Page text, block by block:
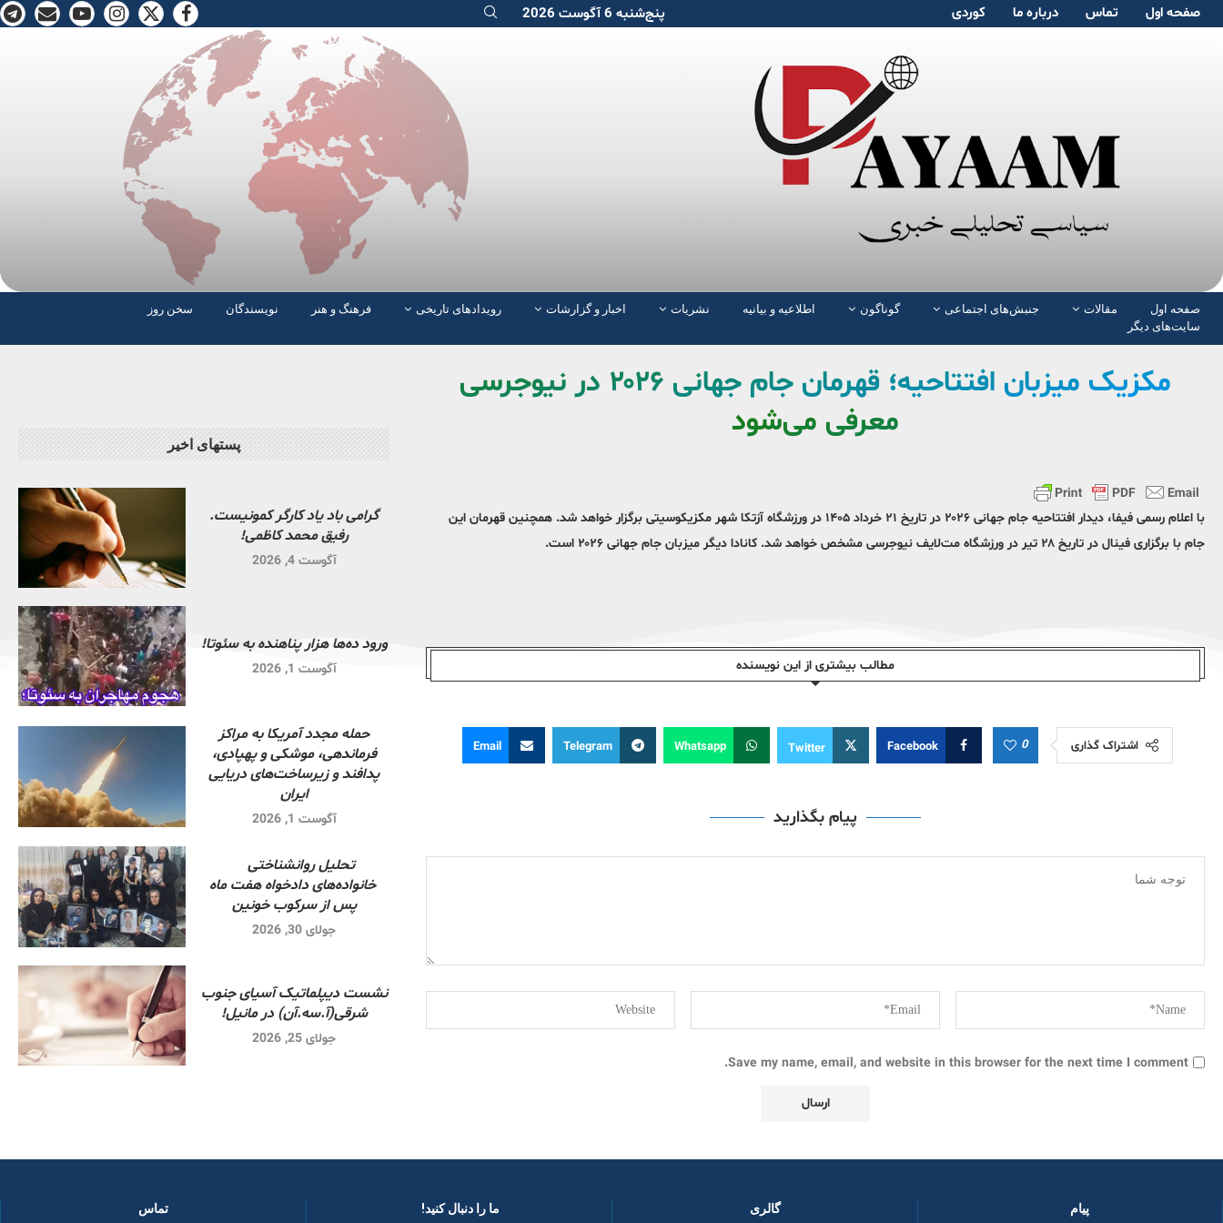
صفحە اول تماس دربارە ما کوردی پنج‌شنبه 6 آگوست 2026
صفحە اول مقالات جنبش‌های اجتماعی گوناگون اطلاعیه و بیانیه نشریات اخبار و گزارشات رویدادهای تاریخی فرهنگ و هنر نویسندگان
سخن روز
سایت‌های دیگر
مکزیک میزبان افتتاحیه؛ قهرمان جام جهانی ۲۰۲۶ در نیوجرسی
معرفی می‌شود
با اعلام رسمی فیفا، دیدار افتتاحیه جام جهانی ۲۰۲۶ در تاریخ ۲۱ خرداد ۱۴۰۵ در ورزشگاه آزتکا شهر مکزیکوسیتی برگزار خواهد شد. همچنین قهرمان این
جام با برگزاری فینال در تاریخ ۲۸ تیر در ورزشگاه مت‌لایف نیوجرسی مشخص خواهد شد. کانادا دیگر میزبان جام جهانی ۲۰۲۶ است.
مطالب بیشتری از این نویسندە
اشتراک گذاری 0
Facebook
Twitter
Whatsapp
Telegram
Email
پیام بگذارید
Save my name, email, and website in this browser for the next time I comment.
پستهای اخیر
گرامی باد یاد کارگر کمونیست.
رفیق محمد کاظمی!
آگوست 4, 2026
ورود ده‌ها هزار پناهنده به سئوتا!
آگوست 1, 2026
حمله مجدد آمریکا به مراکز
فرماندهی، موشکی و پهپادی،
پدافند و زیرساخت‌های دریایی
ایران
آگوست 1, 2026
تحلیل روانشناختی
خانواده‌های دادخواه هفت ماه
پس از سرکوب خونین
جولای 30, 2026
نشست دیپلماتیک آسیای جنوب
شرقی‌(آ.سه.آن) در مانیل!
جولای 25, 2026
پیام گالری ما را دنبال کنید! ​ تماس